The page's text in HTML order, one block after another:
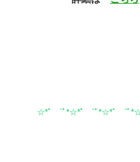
☆*ﾟ ゜ﾟ*☆*ﾟ ゜ﾟ*☆*ﾟ ゜ﾟ